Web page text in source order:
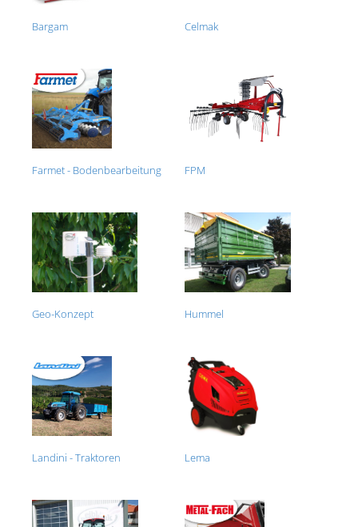
Bargam Celmak
Farmet - Bodenbearbeitung FPM
Geo-Konzept Hummel
Landini - Traktoren Lema